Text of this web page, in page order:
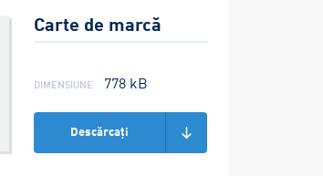
Carte de marcă
dimensiune 778 kB
Descărcați